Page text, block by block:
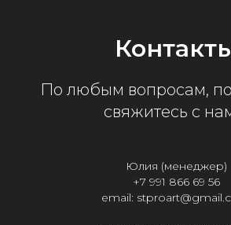
По любым вопросам,
свяжитесь с
Юлия (менеджер)
+7 991 866 69 56
email: